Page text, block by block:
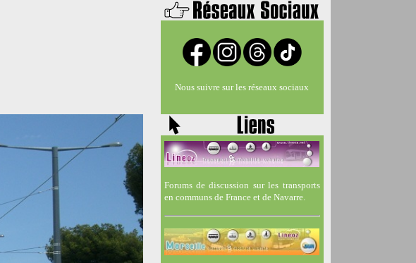
Nous suivre sur les réseaux sociaux
Forums de discussion sur les transports
en communs de France et de Navarre.